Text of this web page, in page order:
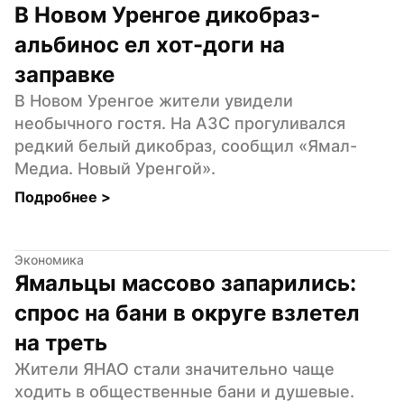
В Новом Уренгое дикобраз-
альбинос ел хот-доги на
заправке
В Новом Уренгое жители увидели
необычного гостя. На АЗС прогуливался
редкий белый дикобраз, сообщил «Ямал-
Медиа. Новый Уренгой».
Подробнее >
Экономика
Ямальцы массово запарились:
спрос на бани в округе взлетел
на треть
Жители ЯНАО стали значительно чаще
ходить в общественные бани и душевые.